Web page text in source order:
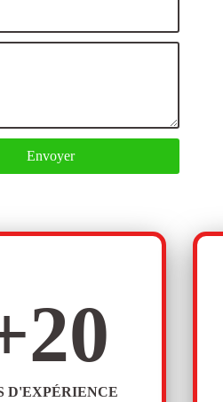
Envoyer
D'EXPÉRIENCE
20